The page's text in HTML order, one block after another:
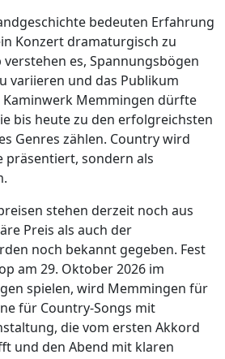
bedeuten Erfahrung
Konzert dramaturgisch zu
es, Spannungsbögen
variieren und das Publikum
Memmingen dürfte
bis heute zu den erfolgreichsten
Genres zählen. Country wird
präsentiert, sondern als
stehen derzeit noch aus
Preis als auch der
noch bekannt gegeben. Fest
am 29. Oktober 2026 im
spielen, wird Memmingen für
für Country-Songs mit
die vom ersten Akkord
und den Abend mit klaren